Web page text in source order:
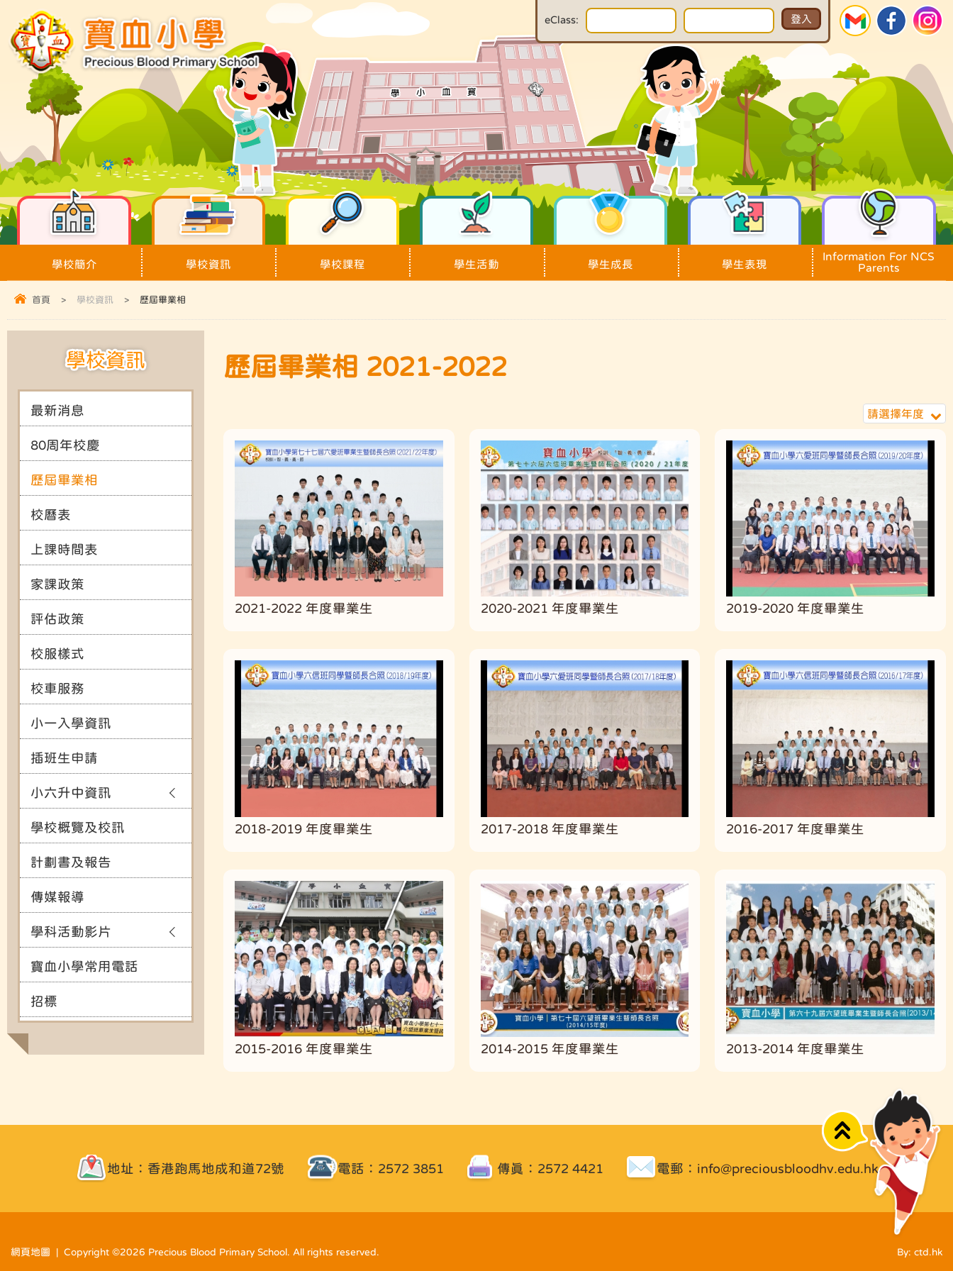
eClass:
學校簡介 學校資訊 學校課程 學生活動 學生成長 學生表現
Information For NCS
Parents
首頁 > 學校資訊 > 歷屆畢業相
歷屆畢業相 2021-2022
請選擇年度
2021-2022 年度畢業生 2020-2021 年度畢業生 2019-2020 年度畢業生
2018-2019 年度畢業生 2017-2018 年度畢業生 2016-2017 年度畢業生
2015-2016 年度畢業生 2014-2015 年度畢業生 2013-2014 年度畢業生
學校資訊
最新消息
80周年校慶
歷屆畢業相
校曆表
上課時間表
家課政策
評估政策
校服樣式
校車服務
小一入學資訊
插班生申請
小六升中資訊
學校概覽及校訊
計劃書及報告
傳媒報導
學科活動影片
寶血小學常用電話
招標
地址：香港跑馬地成和道72號 電話：2572 3851 傳真：2572 4421 電郵： info@preciousbloodhv.edu.hk
Top
網頁地圖 | Copyright ©2026 Precious Blood Primary School. All rights reserved. By: ctd.hk